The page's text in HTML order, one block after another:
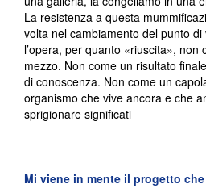
La resistenza a questa
volta nel cambiamento del punto
l’opera, per quanto «riuscita»,
mezzo. Non come un risultato
di conoscenza. Non come un
organismo che vive ancora e che
sprigionare significati
Mi viene in mente il progetto